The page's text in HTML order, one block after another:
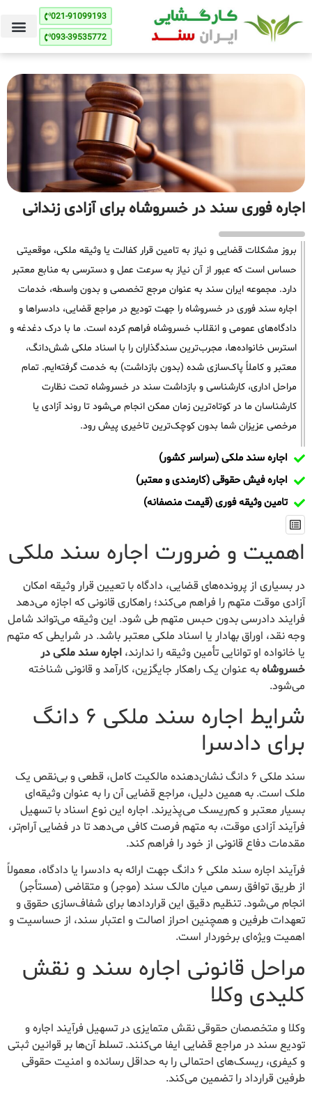
021-91099193
093-39535772
اجاره فوری سند در خسروشاه برای آزادی زندانی
بروز مشکلات قضایی و نیاز به تامین قرار کفالت یا وثیقه ملکی، موقعیتی
حساس است که عبور از آن نیاز به سرعت عمل و دسترسی به منابع معتبر
دارد. مجموعه ایران سند به عنوان مرجع تخصصی و بدون واسطه، خدمات
اجاره سند فوری در خسروشاه را جهت تودیع در مراجع قضایی، دادسراها و
دادگاه‌های عمومی و انقلاب خسروشاه فراهم کرده است. ما با درک دغدغه و
استرس خانواده‌ها، مجرب‌ترین سندگذاران را با اسناد ملکی شش‌دانگ،
معتبر و کاملاً پاک‌سازی شده (بدون بازداشت) به خدمت گرفته‌ایم. تمام
مراحل اداری، کارشناسی و بازداشت سند در خسروشاه تحت نظارت
کارشناسان ما در کوتاه‌ترین زمان ممکن انجام می‌شود تا روند آزادی یا
مرخصی عزیزان شما بدون کوچک‌ترین تاخیری پیش رود.
اجاره سند ملکی (سراسر کشور)
اجاره فیش حقوقی (کارمندی و معتبر)
تامین وثیقه فوری (قیمت منصفانه)
اهمیت و ضرورت اجاره سند ملکی
در بسیاری از پرونده‌های قضایی، دادگاه با تعیین قرار وثیقه امکان
آزادی موقت متهم را فراهم می‌کند؛ راهکاری قانونی که اجازه می‌دهد
فرایند دادرسی بدون حبس متهم طی شود. این وثیقه می‌تواند شامل
وجه نقد، اوراق بهادار یا اسناد ملکی معتبر باشد. در شرایطی که متهم
یا خانواده او توانایی تأمین وثیقه را ندارند، اجاره سند ملکی در
خسروشاهبه عنوان یک راهکار جایگزین، کارآمد و قانونی شناخته
می‌شود.
شرایط اجاره سند ملکی ۶ دانگ
برای دادسرا
سند ملکی ۶ دانگ نشان‌دهنده مالکیت کامل، قطعی و بی‌نقص یک
ملک است. به همین دلیل، مراجع قضایی آن را به عنوان وثیقه‌ای
بسیار معتبر و کم‌ریسک می‌پذیرند. اجاره این نوع اسناد با تسهیل
فرآیند آزادی موقت، به متهم فرصت کافی می‌دهد تا در فضایی آرام‌تر،
مقدمات دفاع قانونی از خود را فراهم کند.
فرآیند اجاره سند ملکی ۶ دانگ جهت ارائه به دادسرا یا دادگاه، معمولاً
از طریق توافق رسمی میان مالک سند (موجر) و متقاضی (مستأجر)
انجام می‌شود. تنظیم دقیق این قراردادها برای شفاف‌سازی حقوق و
تعهدات طرفین و همچنین احراز اصالت و اعتبار سند، از حساسیت و
اهمیت ویژه‌ای برخوردار است.
مراحل قانونی اجاره سند و نقش
کلیدی وکلا
وکلا و متخصصان حقوقی نقش متمایزی در تسهیل فرآیند اجاره و
تودیع سند در مراجع قضایی ایفا می‌کنند. تسلط آن‌ها بر قوانین ثبتی
و کیفری، ریسک‌های احتمالی را به حداقل رسانده و امنیت حقوقی
طرفین قرارداد را تضمین می‌کند.